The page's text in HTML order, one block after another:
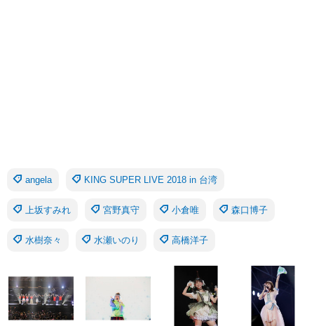
angela KING SUPER LIVE 2018 in 台湾
上坂すみれ 宮野真守 小倉唯 森口博子
水樹奈々 水瀬いのり 高橋洋子